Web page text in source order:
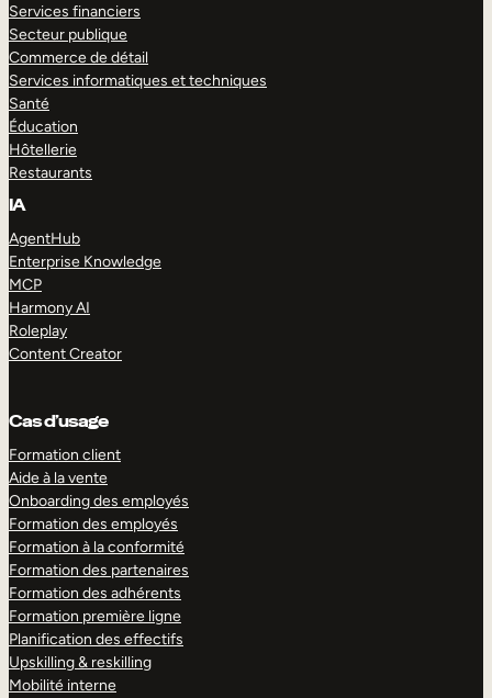
Services financiers
Secteur publique
Commerce de détail
Services informatiques et techniques
Santé
Éducation
Hôtellerie
Restaurants
IA
AgentHub
Enterprise Knowledge
MCP
Harmony AI
Roleplay
Content Creator
Cas d’usage
Formation client
Aide à la vente
Onboarding des employés
Formation des employés
Formation à la conformité
Formation des partenaires
Formation des adhérents
Formation première ligne
Planification des effectifs
Upskilling & reskilling
Mobilité interne